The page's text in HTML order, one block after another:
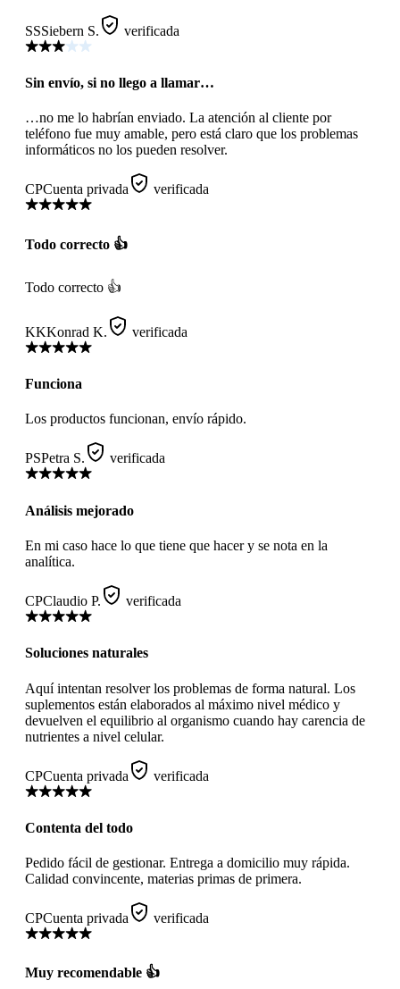
SSSiebern S. verificada
Sin envío, si no llego a llamar…
…no me lo habrían enviado. La atención al cliente por
teléfono fue muy amable, pero está claro que los problemas
informáticos no los pueden resolver.
CPCuenta privada verificada
Todo correcto 👍
Todo correcto 👍
KKKonrad K. verificada
Funciona
Los productos funcionan, envío rápido.
PSPetra S. verificada
Análisis mejorado
En mi caso hace lo que tiene que hacer y se nota en la
analítica.
CPClaudio P. verificada
Soluciones naturales
Aquí intentan resolver los problemas de forma natural. Los
suplementos están elaborados al máximo nivel médico y
devuelven el equilibrio al organismo cuando hay carencia de
nutrientes a nivel celular.
CPCuenta privada verificada
Contenta del todo
Pedido fácil de gestionar. Entrega a domicilio muy rápida.
Calidad convincente, materias primas de primera.
CPCuenta privada verificada
Muy recomendable 👍